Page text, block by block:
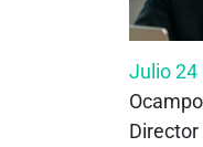
Julio 24
Director